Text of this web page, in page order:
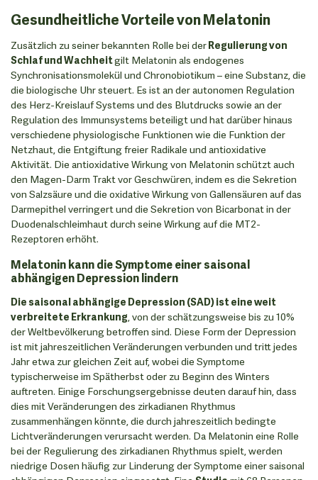
Gesundheitliche Vorteile von Melatonin
Zusätzlich zu seiner bekannten Rolle bei derRegulierung von
Schlaf und Wachheitgilt Melatonin als endogenes
Synchronisationsmolekül und Chronobiotikum – eine Substanz, die
die biologische Uhr steuert. Es ist an der autonomen Regulation
des Herz-Kreislauf Systems und des Blutdrucks sowie an der
Regulation des Immunsystems beteiligt und hat darüber hinaus
verschiedene physiologische Funktionen wie die Funktion der
Netzhaut, die Entgiftung freier Radikale und antioxidative
Aktivität. Die antioxidative Wirkung von Melatonin schützt auch
den Magen-Darm Trakt vor Geschwüren, indem es die Sekretion
von Salzsäure und die oxidative Wirkung von Gallensäuren auf das
Darmepithel verringert und die Sekretion von Bicarbonat in der
Duodenalschleimhaut durch seine Wirkung auf die MT2-
Rezeptoren erhöht.
Melatonin kann die Symptome einer saisonal
abhängigen Depression lindern
Die saisonal abhängige Depression (SAD) ist eine weit
verbreitete Erkrankung, von der schätzungsweise bis zu 10%
der Weltbevölkerung betroffen sind. Diese Form der Depression
ist mit jahreszeitlichen Veränderungen verbunden und tritt jedes
Jahr etwa zur gleichen Zeit auf, wobei die Symptome
typischerweise im Spätherbst oder zu Beginn des Winters
auftreten. Einige Forschungsergebnisse deuten darauf hin, dass
dies mit Veränderungen des zirkadianen Rhythmus
zusammenhängen könnte, die durch jahreszeitlich bedingte
Lichtveränderungen verursacht werden. Da Melatonin eine Rolle
bei der Regulierung des zirkadianen Rhythmus spielt, werden
niedrige Dosen häufig zur Linderung der Symptome einer saisonal